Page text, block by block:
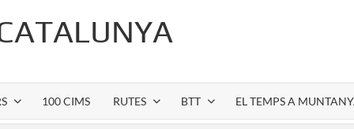
100 CIMS RUTES BTT EL TEMPS A